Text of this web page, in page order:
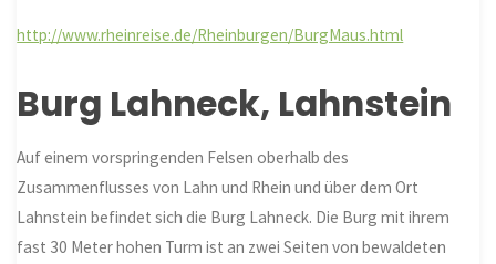
http://www.rheinreise.de/Rheinburgen/BurgMaus.html
Burg Lahneck, Lahnstein
Auf einem vorspringenden Felsen oberhalb des
Zusammenflusses von Lahn und Rhein und über dem Ort
Lahnstein befindet sich die Burg Lahneck. Die Burg mit ihrem
fast 30 Meter hohen Turm ist an zwei Seiten von bewaldeten